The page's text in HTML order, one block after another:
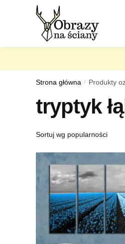
Strona główna / Produkty
tryptyk